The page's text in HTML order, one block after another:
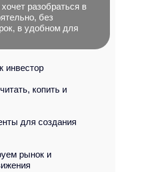
инвестор
копить и
для создания
рынок и
разобраться в
без
в удобном для